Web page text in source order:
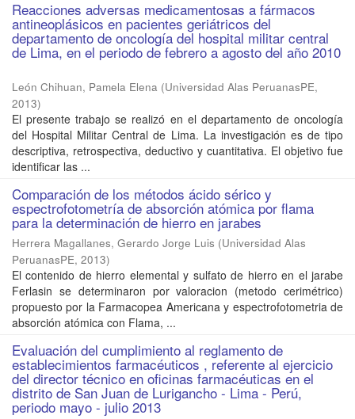
Reacciones adversas medicamentosas a fármacos
antineoplásicos en pacientes geriátricos del
departamento de oncología del hospital militar central
de Lima, en el periodo de febrero a agosto del año 2010
León Chihuan, Pamela Elena (Universidad Alas PeruanasPE,
2013)
El presente trabajo se realizó en el departamento de oncología
del Hospital Militar Central de Lima. La investigación es de tipo
descriptiva, retrospectiva, deductivo y cuantitativa. El objetivo fue
identificar las ...
Comparación de los métodos ácido sérico y
espectrofotometría de absorción atómica por flama
para la determinación de hierro en jarabes
Herrera Magallanes, Gerardo Jorge Luis (Universidad Alas
PeruanasPE, 2013)
El contenido de hierro elemental y sulfato de hierro en el jarabe
Ferlasin se determinaron por valoracion (metodo cerimétrico)
propuesto por la Farmacopea Americana y espectrofotometria de
absorción atómica con Flama, ...
Evaluación del cumplimiento al reglamento de
establecimientos farmacéuticos , referente al ejercicio
del director técnico en oficinas farmacéuticas en el
distrito de San Juan de Lurigancho - Lima - Perú,
periodo mayo - julio 2013